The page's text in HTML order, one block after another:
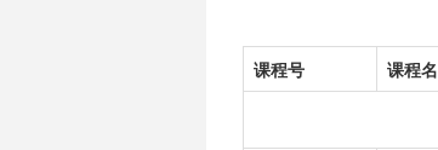
课程号 课程名